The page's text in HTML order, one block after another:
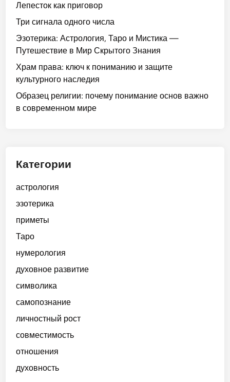
Лепесток как приговор
Три сигнала одного числа
Эзотерика: Астрология, Таро и Мистика —
Путешествие в Мир Скрытого Знания
Храм права: ключ к пониманию и защите
культурного наследия
Образец религии: почему понимание основ важно
в современном мире
Категории
астрология
эзотерика
приметы
Таро
нумерология
духовное развитие
символика
самопознание
личностный рост
совместимость
отношения
духовность